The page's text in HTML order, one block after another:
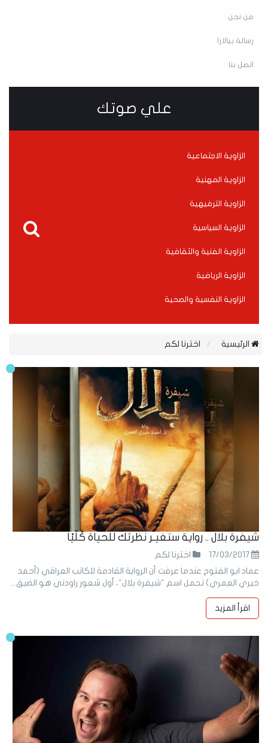
من نحن
رسالة بيالارا
اتصل بنا
علي صوتك
الزاوية الاجتماعية
الزاوية المهنية
الزاوية الترفيهية
الزاوية السياسية
الزاوية الفنية والثقافية
الزاوية الرياضية
الزاوية النفسية والصحية
الرئيسية اخترنا لكم
17
شيفرة بلال .. رواية ستغيـر نظرتك للحياة كُلّيًا
17/03/2017
اخترنا لكم
عماد ابو الفتوح عندما عرفت أن الرواية القادمة للكاتب العراقي (أحمد
خيري العمري) تحمل اسم "شيفرة بلال"، أول شعور راودني هو الضيق...
اقرأ المزيد
17